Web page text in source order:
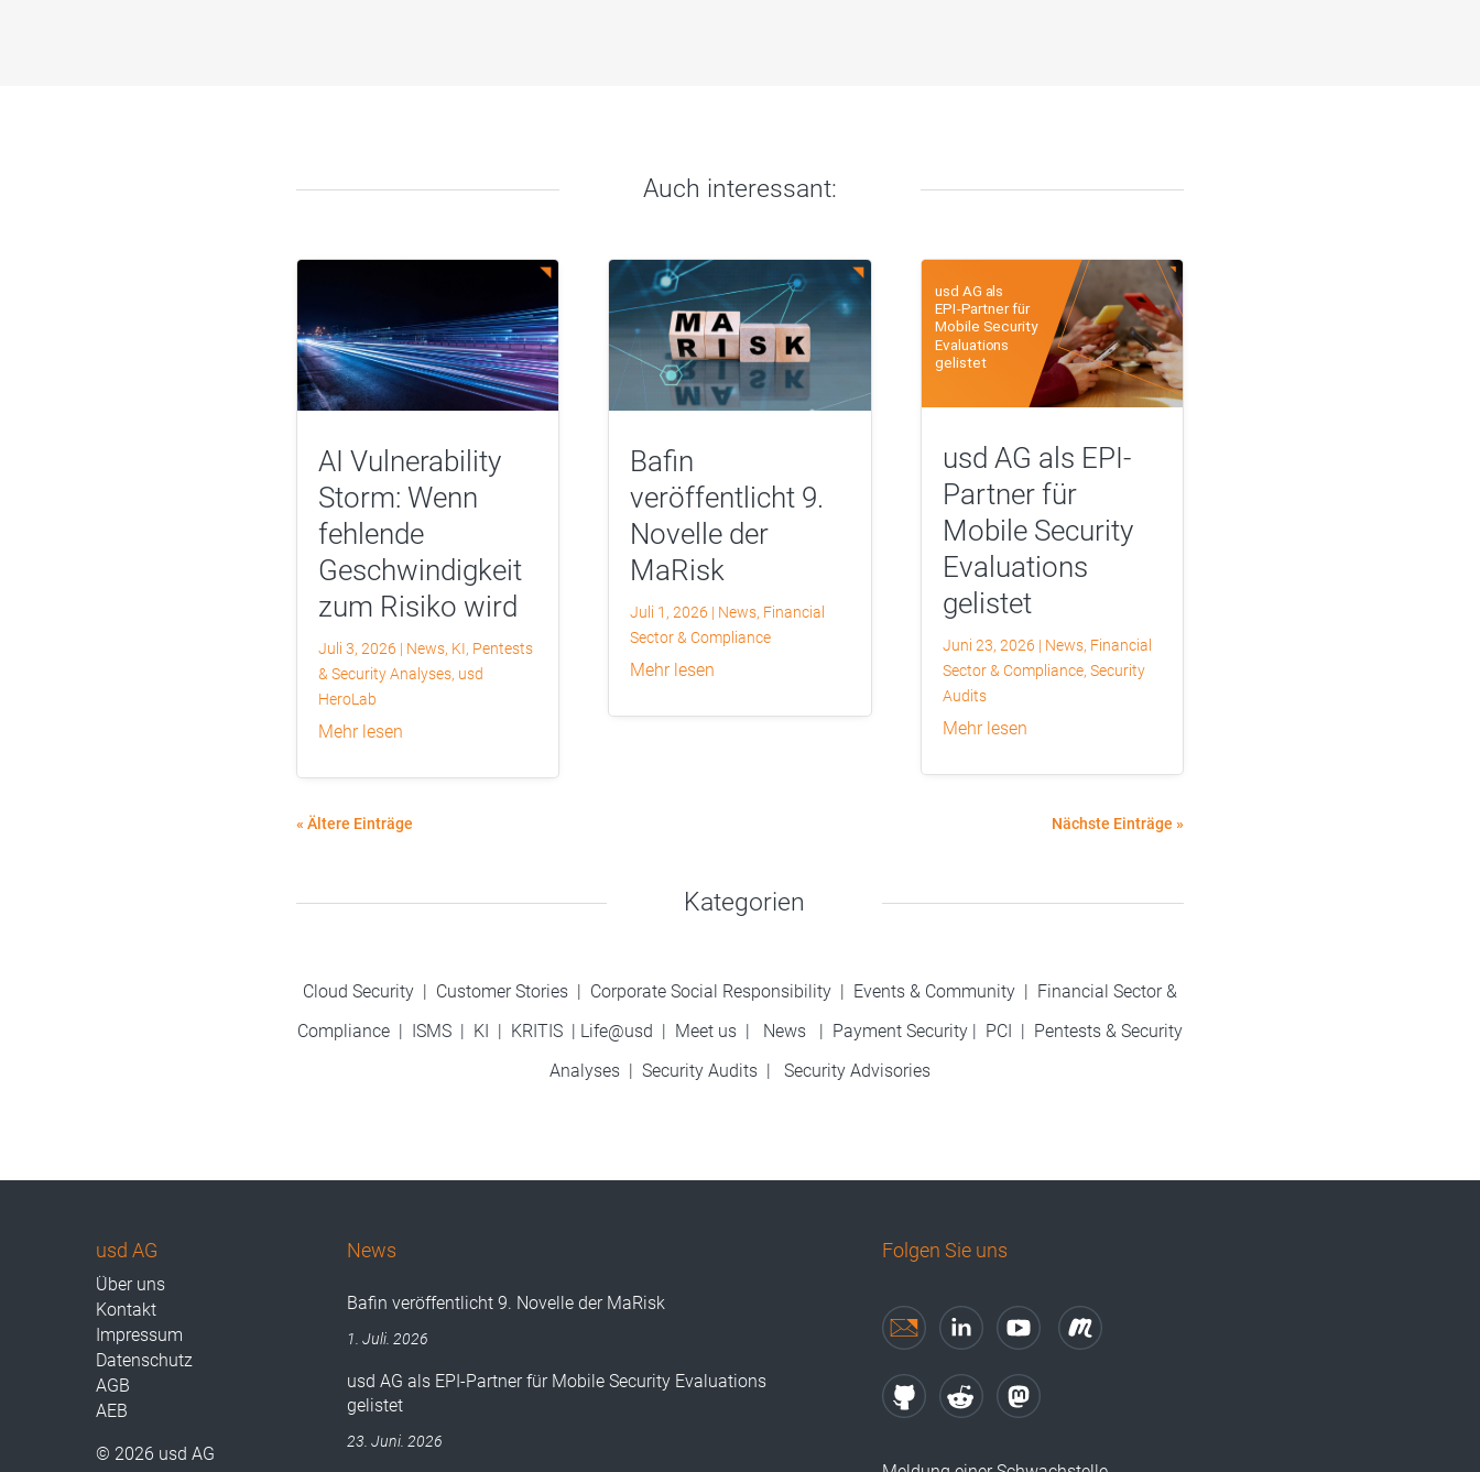
Auch interessant:
AI Vulnerability
Storm: Wenn
fehlende
Geschwindigkeit
zum Risiko wird
Juli 3, 2026 | News, KI, Pentests
& Security Analyses, usd
HeroLab
mehr lesen
Bafin
veröffentlicht 9.
Novelle der
MaRisk
Juli 1, 2026 | News, Financial
Sector & Compliance
mehr lesen
usd AG als EPI-
Partner für
Mobile Security
Evaluations
gelistet
Juni 23, 2026 | News, Financial
Sector & Compliance, Security
Audits
mehr lesen
« Ältere Einträge Nächste Einträge »
Kategorien
Cloud Security | Customer Stories| Corporate Social Responsibility| Events & Community | Financial Sector &
Compliance| ISMS| KI | KRITIS| Life@usd | Meet us| News | Payment Security| PCI | Pentests & Security
Analyses | Security Audits| Security Advisories
usd AG
Über uns
Kontakt
Impressum
Datenschutz
AGB
AEB
© 2026 usd AG
News
Bafin veröffentlicht 9. Novelle der MaRisk
1. Juli. 2026
usd AG als EPI-Partner für Mobile Security Evaluations
gelistet
23. Juni. 2026
Folgen Sie uns